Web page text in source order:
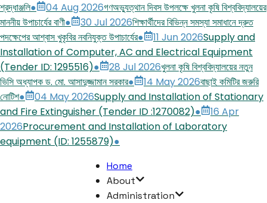
শ্রদ্ধাঞ্জলি● 04 Aug 2026গণঅভ্যুত্থান দিবস উপলক্ষে খুলনা কৃষি বিশ্ববিদ্যালয়ের
মাননীয় উপাচার্যের বাণী● 30 Jul 2026শিক্ষার্থীদের বিভিন্ন সমস্যা সমাধানে দ্রুত
পদক্ষেপের আশ্বাস খুকৃবির নবনিযুক্ত উপাচার্যের● 11 Jun 2026Supply and
Installation of Computer, AC and Electrical Equipment
(Tender ID: 1295516)● 28 Jul 2026খুলনা কৃষি বিশ্ববিদ্যালয়ের নতুন
ভিসি অধ্যাপক ড. মো. আসাদুজ্জামান সরকার● 14 May 2026বাছাই কমিটির জরুরি
নোটিশ● 04 May 2026Supply and Installation of Stationary
and Fire Extinguisher (Tender ID :1270082)●
16 Apr
2026Procurement and Installation of Laboratory
equipment (ID: 1255879)●
Home
About
Administration